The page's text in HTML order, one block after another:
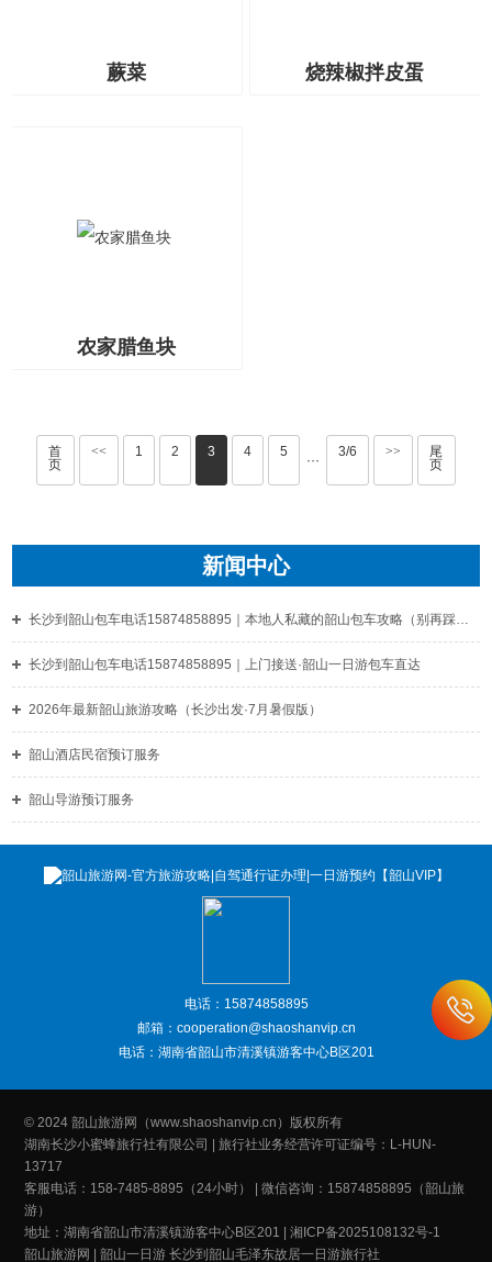
蕨菜 烧辣椒拌皮蛋
农家腊鱼块
首
页
<< 1 2 3 4 5
···
3/6 >>
尾
页
新闻中心
长沙到韶山包车电话15874858895｜本地人私藏的韶山包车攻略（别再踩坑了）
长沙到韶山包车电话15874858895｜上门接送·韶山一日游包车直达
‌2026年最新韶山旅游攻略（长沙出发·7月暑假版）‌
韶山酒店民宿预订服务
韶山导游预订服务
电话：15874858895
邮箱：cooperation@shaoshanvip.cn
电话：湖南省韶山市清溪镇游客中心B区201
© 2024 韶山旅游网（www.shaoshanvip.cn）版权所有
湖南长沙小蜜蜂旅行社有限公司 | 旅行社业务经营许可证编号：L-HUN-
13717
客服电话：158-7485-8895（24小时） | 微信咨询：15874858895（韶山旅
游）
地址：湖南省韶山市清溪镇游客中心B区201 | 湘ICP备2025108132号-1
韶山旅游网
|韶山一日游 长沙到韶山毛泽东故居一日游旅行社